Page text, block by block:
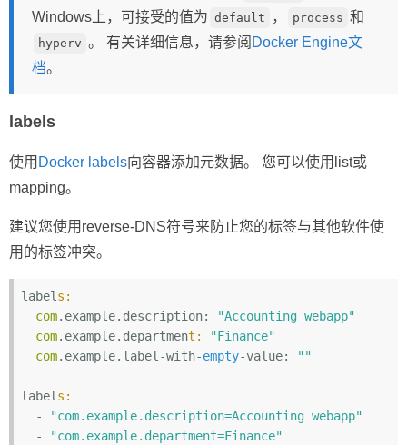
Windows上，可接受的值为 default ， process 和
hyperv 。 有关详细信息，请参阅 Docker Engine文
档。
labels
使用 Docker labels向容器添加元数据。 您可以使用list或
mapping。
建议您使用reverse-DNS符号来防止您的标签与其他软件使
用的标签冲突。
label s:
com.example.description:
"Accounting webapp"
com.example.department:
"Finance"
com.example.label-with-empty-value: ""
label s:
  -
"com.example.description=Accounting webapp"
  -
"com.example.department=Finance"